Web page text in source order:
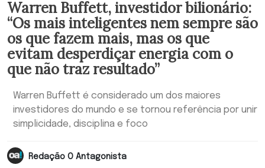
Warren Buffett, investidor bilionário:
“Os mais inteligentes nem sempre são
os que fazem mais, mas os que
evitam desperdiçar energia com o
que não traz resultado”
Warren Buffett é considerado um dos maiores
investidores do mundo e se tornou referência por unir
simplicidade, disciplina e foco
Redação O Antagonista